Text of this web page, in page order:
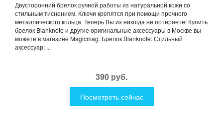
Двусторонний брелок ручной работы из натуральной кожи со
стильным тиснением. Ключи крепятся при помощи прочного
металлического кольца. Теперь Вы их никогда не потеряете! Купить
брелок Blanknote и другие оригинальные аксессуары в Москве вы
можете в магазине Magicmag. Брелок Blanknote: Стильный
аксессуар; ...
390 руб.
Посмотреть сейчас